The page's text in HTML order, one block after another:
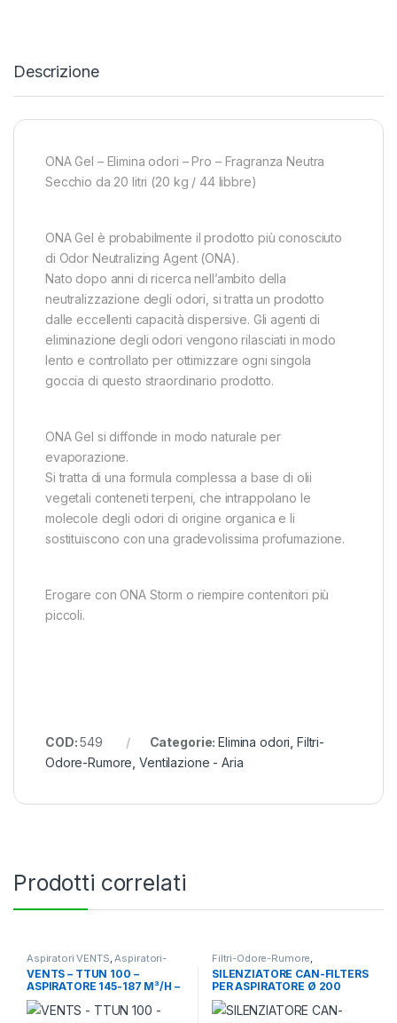
Descrizione
ONA Gel – Elimina odori – Pro – Fragranza Neutra
Secchio da 20 litri (20 kg / 44 libbre)
ONA Gel è probabilmente il prodotto più conosciuto
di Odor Neutralizing Agent (ONA).
Nato dopo anni di ricerca nell’ambito della
neutralizzazione degli odori, si tratta un prodotto
dalle eccellenti capacità dispersive. Gli agenti di
eliminazione degli odori vengono rilasciati in modo
lento e controllato per ottimizzare ogni singola
goccia di questo straordinario prodotto.
ONA Gel si diffonde in modo naturale per
evaporazione.
Si tratta di una formula complessa a base di olii
vegetali conteneti terpeni, che intrappolano le
molecole degli odori di origine organica e li
sostituiscono con una gradevolissima profumazione.
Erogare con ONA Storm o riempire contenitori più
piccoli.
COD:549 Categorie:Elimina odori ,Filtri-
Odore-Rumore ,Ventilazione - Aria
Prodotti correlati
Aspiratori VENTS Aspiratori-
Ventilatori ,Ventilazione - Aria
VENTS – TTUN 100 –
ASPIRATORE 145-187 M³/H –
27-36 DBA
Filtri-Odore-Rumore
Silenziatori, Ventilazione - Aria
SILENZIATORE CAN-FILTERS
PER ASPIRATORE Ø 200